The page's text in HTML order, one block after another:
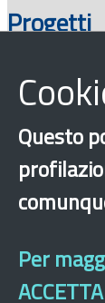
Progetti
Questo
Per
ACCETTA